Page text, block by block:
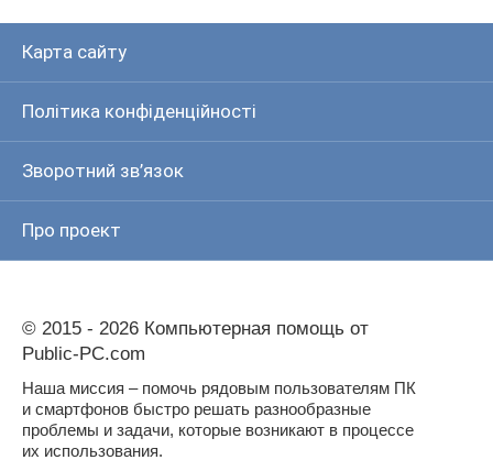
Карта сайту
Політика конфіденційності
Зворотний зв’язок
Про проект
© 2015 - 2026 Компьютерная помощь от
Public-PC.com
Наша миссия – помочь рядовым пользователям ПК
и смартфонов быстро решать разнообразные
проблемы и задачи, которые возникают в процессе
их использования.